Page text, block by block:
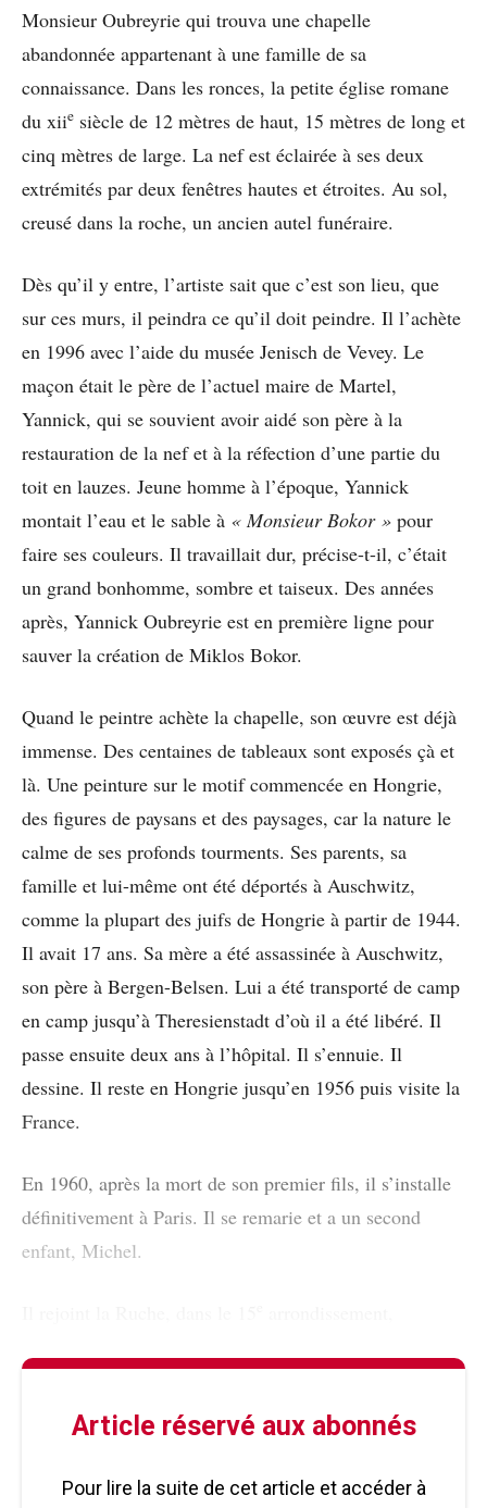
Monsieur Oubreyrie qui trouva une chapelle
abandonnée appartenant à une famille de sa
connaissance. Dans les ronces, la petite église romane
du xiie siècle de 12 mètres de haut, 15 mètres de long et
cinq mètres de large. La nef est éclairée à ses deux
extrémités par deux fenêtres hautes et étroites. Au sol,
creusé dans la roche, un ancien autel funéraire.
Dès qu’il y entre, l’artiste sait que c’est son lieu, que
sur ces murs, il peindra ce qu’il doit peindre. Il l’achète
en 1996 avec l’aide du musée Jenisch de Vevey. Le
maçon était le père de l’actuel maire de Martel,
Yannick, qui se souvient avoir aidé son père à la
restauration de la nef et à la réfection d’une partie du
toit en lauzes. Jeune homme à l’époque, Yannick
montait l’eau et le sable à « Monsieur Bokor » pour
faire ses couleurs. Il travaillait dur, précise-t-il, c’était
un grand bonhomme, sombre et taiseux. Des années
après, Yannick Oubreyrie est en première ligne pour
sauver la création de Miklos Bokor.
Quand le peintre achète la chapelle, son œuvre est déjà
immense. Des centaines de tableaux sont exposés çà et
là. Une peinture sur le motif commencée en Hongrie,
des figures de paysans et des paysages, car la nature le
calme de ses profonds tourments. Ses parents, sa
famille et lui-même ont été déportés à Auschwitz,
comme la plupart des juifs de Hongrie à partir de 1944.
Il avait 17 ans. Sa mère a été assassinée à Auschwitz,
son père à Bergen-Belsen. Lui a été transporté de camp
en camp jusqu’à Theresienstadt d’où il a été libéré. Il
passe ensuite deux ans à l’hôpital. Il s’ennuie. Il
dessine. Il reste en Hongrie jusqu’en 1956 puis visite la
France.
En 1960, après la mort de son premier fils, il s’installe
définitivement à Paris. Il se remarie et a un second
enfant, Michel.
Article réservé aux abonnés
Pour lire la suite de cet article et accéder à